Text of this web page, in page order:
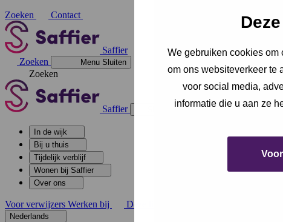
We gebruiken cookies om
om ons websiteverkeer te
voor social media,
informatie die u aan ze
Zoeken
Contact
Saffier
Zoeken
Menu Sluiten
Zoeken
Saffier
In de wijk
Bij u thuis
Tijdelijk verblijf
Wonen bij Saffier
Over ons
Voor verwijzers Werken bij Deze link gaat naar een externe website
Nederlands